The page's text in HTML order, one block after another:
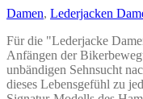
Optionen
können
auf
der
Produktseite
gewählt
werden
Damen, Lederjacken
Für die "Lederjacke
Anfängen der
unbändigen Sehnsucht
dieses Lebensgefühl zu